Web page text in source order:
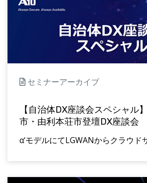
セミナーアーカイブ
【自治体DX座談会スペシャル
市・由利本荘市登壇DX座談会
α‘モデルにてLGWANからクラウド